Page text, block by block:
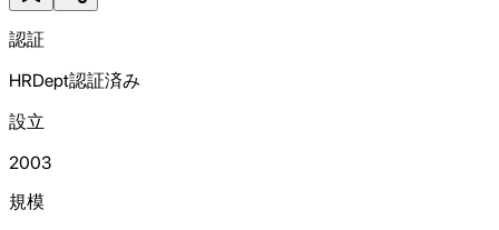
認証
HRDept認証済み
設立
2003
規模